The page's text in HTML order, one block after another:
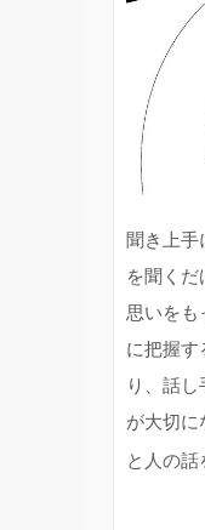
聞き上手
を聞く
思いをも
に把握す
り、話
が大切に
と人の話